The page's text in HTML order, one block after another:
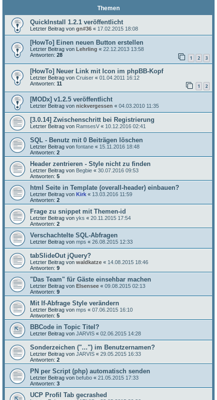
Themen
QuickInstall 1.2.1 veröffentlicht
Letzter Beitrag von gn#36 « 17.02.2015 18:08
[HowTo] Einen neuen Button erstellen
Letzter Beitrag von Lehrling « 22.12.2013 13:58
Antworten: 28 1 2 3
[HowTo] Neuer Link mit Icon im phpBB-Kopf
Letzter Beitrag von Cruiser « 01.04.2011 16:12
Antworten: 11 1 2
[MODx] v1.2.5 veröffentlicht
Letzter Beitrag von nickvergessen « 04.03.2010 11:35
[3.0.14] Zwischenschritt bei Registrierung
Letzter Beitrag von RamsesV « 10.12.2016 02:41
SQL - Benutz mit 0 Beiträgen löschen
Letzter Beitrag von fontane « 15.11.2016 18:48
Antworten: 2
Header zentrieren - Style nicht zu finden
Letzter Beitrag von Begbie « 30.07.2016 09:53
Antworten: 5
html Seite in Template (overall-header) einbauen?
Letzter Beitrag von Kirk « 13.03.2016 11:59
Antworten: 2
Frage zu snippet mit Themen-id
Letzter Beitrag von yks « 20.11.2015 17:54
Antworten: 2
Verschachtelte SQL-Abfragen
Letzter Beitrag von mps « 26.08.2015 12:33
tabSlideOut jQuery?
Letzter Beitrag von waldkatze « 14.08.2015 18:46
Antworten: 9
"Das Team" für Gäste einsehbar machen
Letzter Beitrag von Elsensee « 09.08.2015 02:13
Antworten: 9
Mit If-Abfrage Style verändern
Letzter Beitrag von mps « 07.06.2015 16:10
Antworten: 5
BBCode in Topic Titel?
Letzter Beitrag von JARVIS « 02.06.2015 14:28
Sonderzeichen ("...") im Benutzernamen?
Letzter Beitrag von JARVIS « 29.05.2015 16:33
Antworten: 2
PN per Script (php) automatisch senden
Letzter Beitrag von befubo « 21.05.2015 17:33
Antworten: 3
UCP Profil Tab gecrashed